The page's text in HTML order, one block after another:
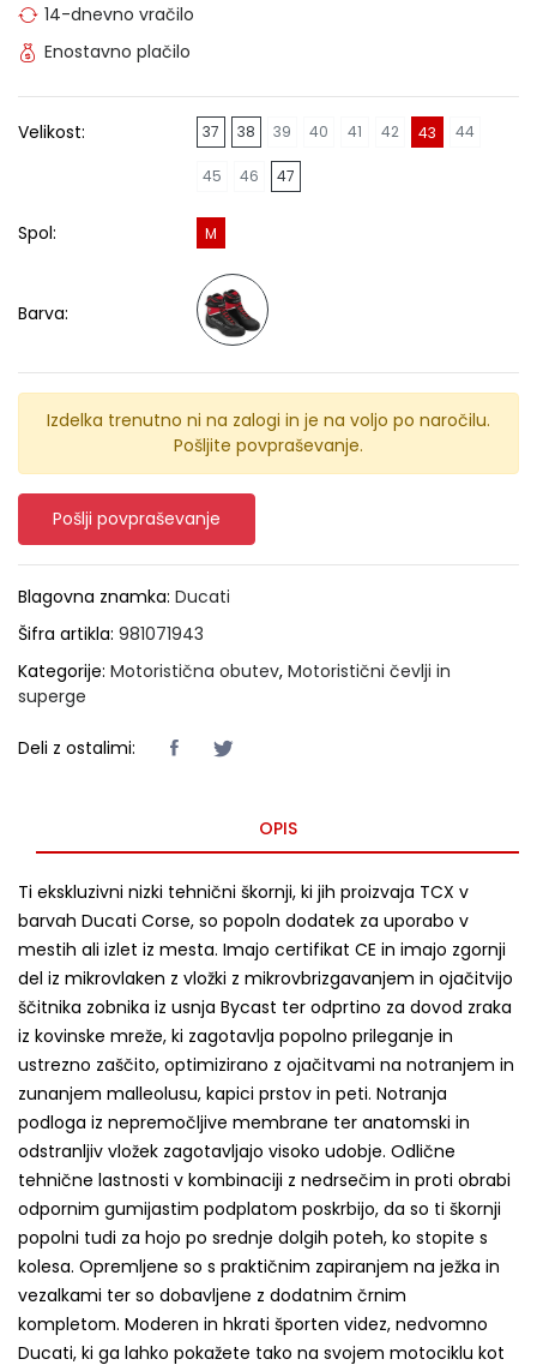
14-dnevno vračilo
Enostavno plačilo
Velikost: 37 38 39 40 41 42 43 44
45 46 47
Spol: M
Barva:
Izdelka trenutno ni na zalogi in je na voljo po naročilu.
Pošljite povpraševanje.
Pošlji povpraševanje
Blagovna znamka: Ducati
Šifra artikla: 981071943
Kategorije: Motoristična obutev, Motoristični čevlji in
superge
Deli z ostalimi:
OPIS
Ti ekskluzivni nizki tehnični škornji, ki jih proizvaja TCX v
barvah Ducati Corse, so popoln dodatek za uporabo v
mestih ali izlet iz mesta. Imajo certifikat CE in imajo zgornji
del iz mikrovlaken z vložki z mikrovbrizgavanjem in ojačitvijo
ščitnika zobnika iz usnja Bycast ter odprtino za dovod zraka
iz kovinske mreže, ki zagotavlja popolno prileganje in
ustrezno zaščito, optimizirano z ojačitvami na notranjem in
zunanjem malleolusu, kapici prstov in peti. Notranja
podloga iz nepremočljive membrane ter anatomski in
odstranljiv vložek zagotavljajo visoko udobje. Odlične
tehnične lastnosti v kombinaciji z nedrsečim in proti obrabi
odpornim gumijastim podplatom poskrbijo, da so ti škornji
popolni tudi za hojo po srednje dolgih poteh, ko stopite s
kolesa. Opremljene so s praktičnim zapiranjem na ježka in
vezalkami ter so dobavljene z dodatnim črnim
kompletom. Moderen in hkrati športen videz, nedvomno
Ducati, ki ga lahko pokažete tako na svojem motociklu kot